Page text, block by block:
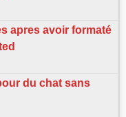
apres avoir formaté
du chat sans